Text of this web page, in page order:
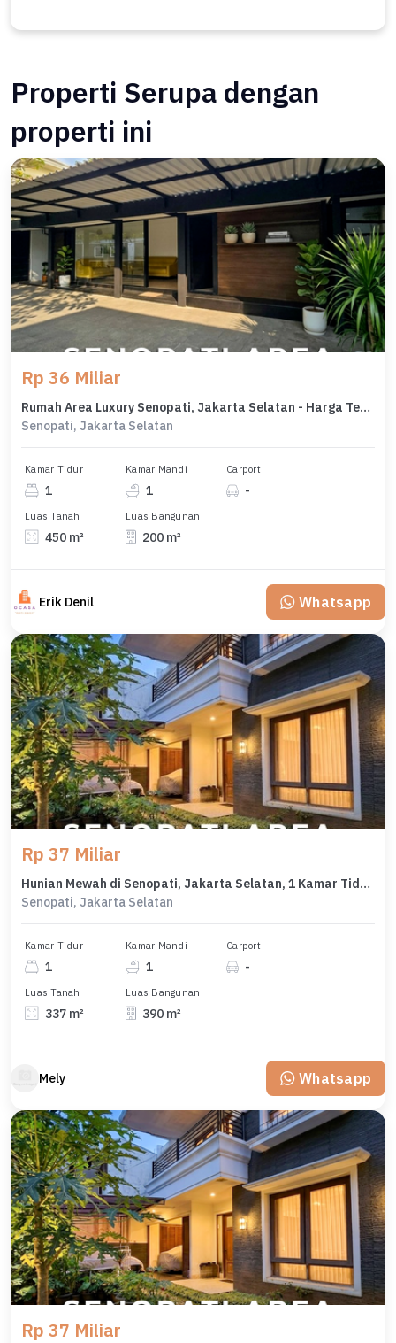
Properti Serupa dengan
properti ini
Rp 36 Miliar
Rumah Area Luxury Senopati, Jakarta Selatan - Harga Terbaik 36 Miliar
Senopati, Jakarta Selatan
Kamar Tidur
1
Kamar Mandi
1
Carport
-
Luas Tanah
450 m²
Luas Bangunan
200 m²
Erik Denil Whatsapp
Rp 37 Miliar
Hunian Mewah di Senopati, Jakarta Selatan, 1 Kamar Tidur, LT 337m²
Senopati, Jakarta Selatan
Kamar Tidur
1
Kamar Mandi
1
Carport
-
Luas Tanah
337 m²
Luas Bangunan
390 m²
Mely Whatsapp
Rp 37 Miliar